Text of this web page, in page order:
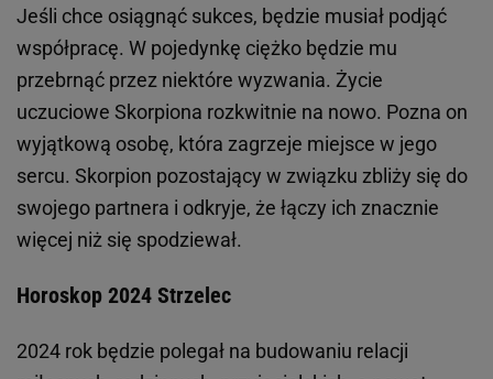
Jeśli chce osiągnąć sukces, będzie musiał podjąć
współpracę. W pojedynkę ciężko będzie mu
przebrnąć przez niektóre wyzwania. Życie
uczuciowe Skorpiona rozkwitnie na nowo. Pozna on
wyjątkową osobę, która zagrzeje miejsce w jego
sercu. Skorpion pozostający w związku zbliży się do
swojego partnera i odkryje, że łączy ich znacznie
więcej niż się spodziewał.
Horoskop 2024 Strzelec
2024 rok będzie polegał na budowaniu relacji